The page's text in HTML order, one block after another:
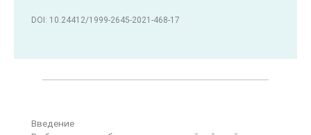
DOI: 10.24412/1999-2645-2021-468-17
Введение